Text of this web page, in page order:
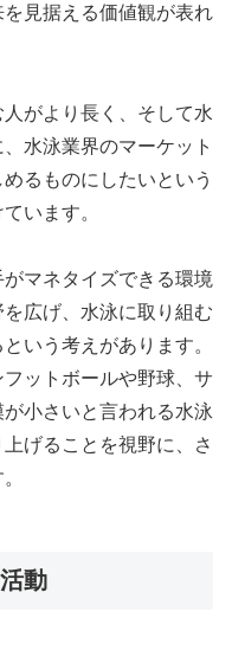
見据える価値観が表れ
がより長く、そして水
水泳業界のマーケット
るものにしたいという
います。
マネタイズできる環境
広げ、水泳に取り組む
いう考えがあります。
ットボールや野球、サ
小さいと言われる水泳
げることを視野に、さ
動